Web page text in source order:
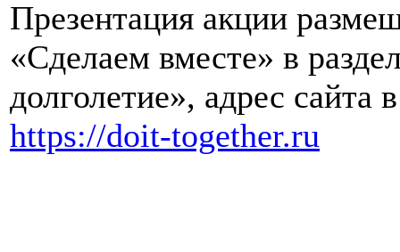
Презентация акции
«Сделаем вместе» в
долголетие», адрес сайта
https://doit-together.ru